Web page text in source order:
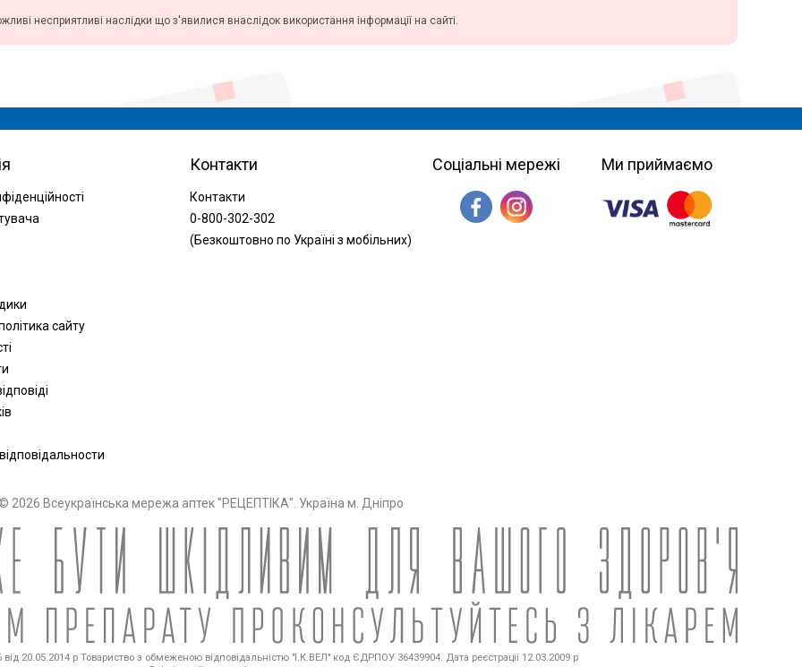
несприятливі наслідки що з'явилися внаслідок використання інформації на сайті.
сайту
Контакти
Контакти
0-800-302-302
(Безкоштовно по Україні з мобільних)
Соціальні мережі Ми приймаємо
2026 Всеукраїнська мережа аптек "РЕЦЕПТІКА". Україна м. Дніпро
20.05.2014 р Товариство з обмеженою відповідальністю "І.К.ВЕЛ" код ЄДРПОУ 36439904. Дата реєстрації 12.03.2009 р